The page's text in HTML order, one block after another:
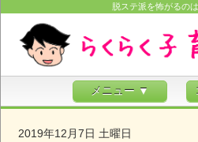
脱ステ派を怖がるのは
メニュー ▼
2019年12月7日 土曜日